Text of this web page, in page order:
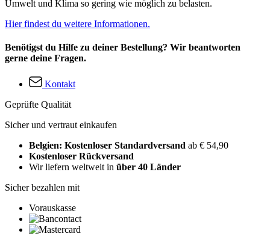
Umwelt und Klima so gering wie möglich zu belasten.
Hier findest du weitere Informationen.
Benötigst du Hilfe zu deiner Bestellung? Wir beantworten
gerne deine Fragen.
Kontakt
Geprüfte Qualität
Sicher und vertraut einkaufen
Belgien: Kostenloser Standardversand ab € 54,90
Kostenloser Rückversand
Wir liefern weltweit in über 40 Länder
Sicher bezahlen mit
Vorauskasse